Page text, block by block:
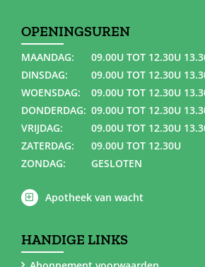
OPENINGSUREN
MAANDAG:
09.00U TOT 12.30U
DINSDAG:
09.00U TOT 12.30U
WOENSDAG:
09.00U TOT 12.30U
DONDERDAG: 09.00U TOT 12.30U
VRIJDAG:
09.00U TOT 12.30U
ZATERDAG:
09.00U TOT 12.30U
ZONDAG:
GESLOTEN
Apotheek van wacht
HANDIGE LINKS